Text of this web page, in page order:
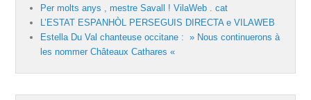
Per molts anys , mestre Savall ! VilaWeb . cat
L’ESTAT ESPANHÒL PERSEGUIS DIRECTA e VILAWEB
Estella Du Val chanteuse occitane : » Nous continuerons à
les nommer Châteaux Cathares «